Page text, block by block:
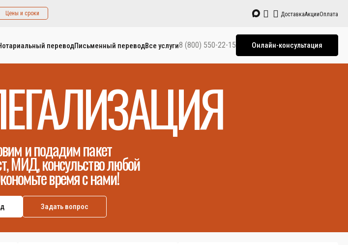
Цены и сроки ДоставкаАкцииОплата
переводПисьменный переводВсе услуги8 (800) 550-22-15 Онлайн-консультация
и подадим пакет
МИД, консульство любой
время с нами!
Задать вопрос